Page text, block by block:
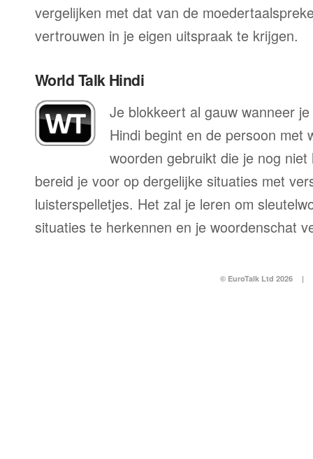
vergelijken met dat van de
vertrouwen in je eigen uitspraak te krijgen.
World Talk Hindi
Je blokkeert al gauw wanneer
Hindi begint en de persoon met
woorden gebruikt die je nog
bereid je voor op dergelijke situaties met
luisterspelletjes. Het zal je leren om
situaties te herkennen en je woordenschat
© EuroTalk Ltd 2026 |